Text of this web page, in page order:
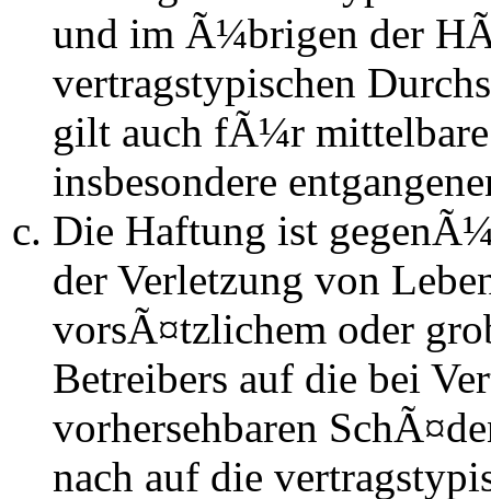
und im Ã¼brigen der
vertragstypischen
gilt auch fÃ¼r
insbesondere
Die Haftung ist
der Verletzung von
vorsÃ¤tzlichem oder
Betreibers auf die bei
vorhersehbaren
nach auf die